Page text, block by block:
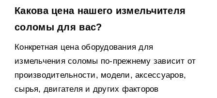
Какова цена нашего измельчителя
соломы для вас?
Конкретная цена оборудования для
измельчения соломы по-прежнему зависит от
производительности, модели, аксессуаров,
сырья, двигателя и других факторов